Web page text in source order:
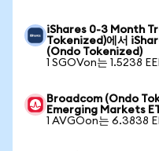
iShares 0-3 Month
Tokenized)에서
(Ondo Tokenized)
1 SGOVon는 1.5238
Broadcom (Ondo
Emerging Markets
1 AVGOon는 6.3838